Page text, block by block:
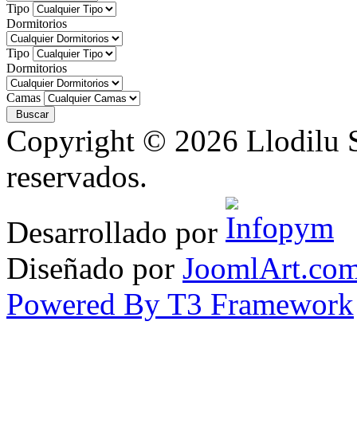
Tipo
Dormitorios
Tipo
Dormitorios
Camas
Copyright © 2026 Llodilu
reservados.
Desarrollado por
Diseñado por
Powered By T3 Framework